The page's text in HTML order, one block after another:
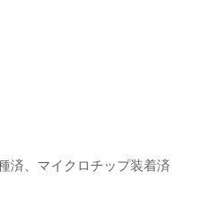
済、マイクロチップ装着済